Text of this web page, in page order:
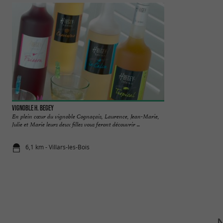
Vignoble H. Begey
En plein cœur du vignoble Cognaçais, Laurence, Jean-Marie,
Julie et Marie leurs deux filles vous feront découvrir ...
6,1 km - Villars-les-Bois